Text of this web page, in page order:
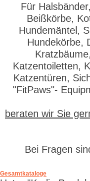
Für
Beißkörbe,
Hundemäntel,
Hundekörbe,
Katzentoiletten,
Katzentüren,
"FitPaws"-
beraten wir Sie
Bei Fragen
Gesamtkataloge